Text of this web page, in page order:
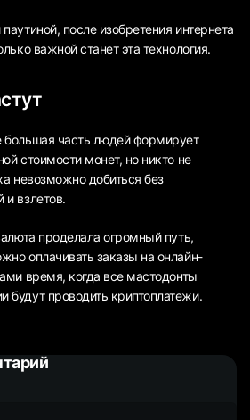
после изобретения интернета
важной станет эта технология.
большая часть людей формирует
стоимости монет, но никто не
невозможно добиться без
и взлетов.
проделала огромный путь,
оплачивать заказы на онлайн-
время, когда все мастодонты
будут проводить криптоплатежи.